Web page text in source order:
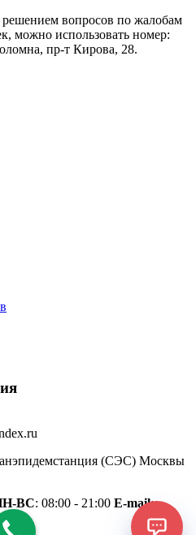
вопросов по жалобам
можно использовать номер:
пр-т Кирова, 28.
(СЭС) Москвы
ВС: 08:00 - 21:00 E-mail: